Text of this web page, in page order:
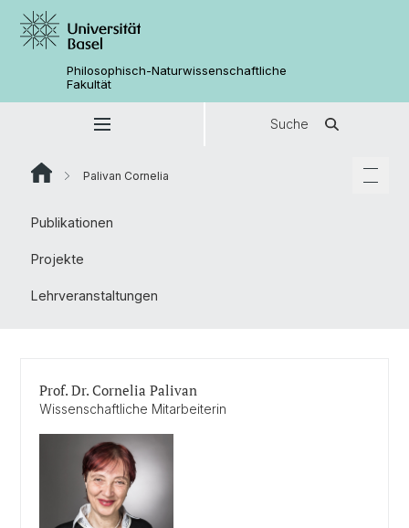
Philosophisch-Naturwissenschaftliche
Fakultät
Suche
Palivan Cornelia
Publikationen
Projekte
Lehrveranstaltungen
Prof. Dr. Cornelia Palivan
Wissenschaftliche Mitarbeiterin